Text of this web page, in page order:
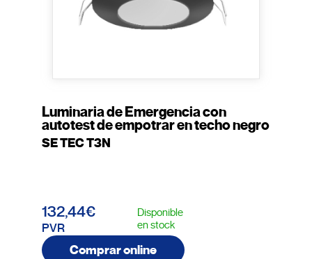
Luminaria de Emergencia con
autotest de empotrar en techo negro
SE TEC T3N
132,44€
PVR
Disponible
en stock
Comprar online